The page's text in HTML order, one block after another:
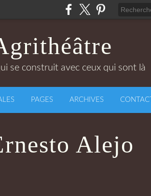
se construit avec ceux qui sont là
PAGES ARCHIVES CONTACT
Alejo